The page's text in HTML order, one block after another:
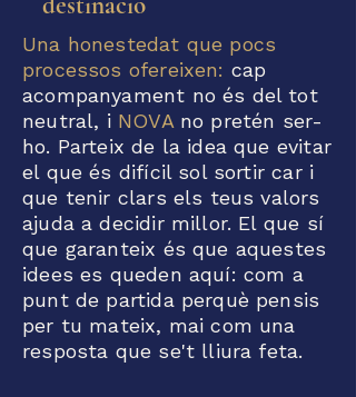
Una honestedat que pocs
processos ofereixen: cap
acompanyament no és del tot
neutral, i NOVAno pretén ser-
ho. Parteix de la idea que evitar
el que és difícil sol sortir car i
que tenir clars els teus valors
ajuda a decidir millor. El que sí
que garanteix és que aquestes
idees es queden aquí: com a
punt de partida perquè pensis
per tu mateix, mai com una
resposta que se't lliura feta.